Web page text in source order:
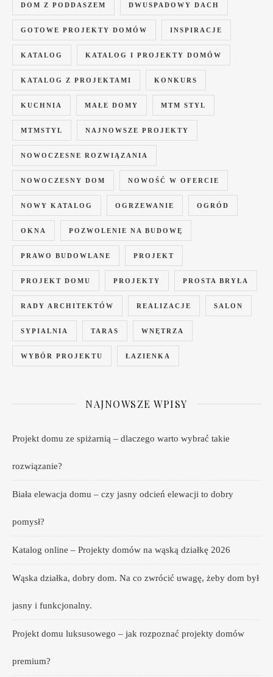
DOM Z PODDASZEM DWUSPADOWY DACH
GOTOWE PROJEKTY DOMÓW INSPIRACJE
KATALOG KATALOG I PROJEKTY DOMÓW
KATALOG Z PROJEKTAMI KONKURS
KUCHNIA MAŁE DOMY MTM STYL
MTMSTYL NAJNOWSZE PROJEKTY
NOWOCZESNE ROZWIĄZANIA
NOWOCZESNY DOM NOWOŚĆ W OFERCIE
NOWY KATALOG OGRZEWANIE OGRÓD
OKNA POZWOLENIE NA BUDOWĘ
PRAWO BUDOWLANE PROJEKT
PROJEKT DOMU PROJEKTY PROSTA BRYŁA
RADY ARCHITEKTÓW REALIZACJE SALON
SYPIALNIA TARAS WNĘTRZA
WYBÓR PROJEKTU ŁAZIENKA
NAJNOWSZE WPISY
Projekt domu ze spiżarnią – dlaczego warto wybrać takie
rozwiązanie?
Biała elewacja domu – czy jasny odcień elewacji to dobry
pomysł?
Katalog online – Projekty domów na wąską działkę 2026
Wąska działka, dobry dom. Na co zwrócić uwagę, żeby dom był
jasny i funkcjonalny.
Projekt domu luksusowego – jak rozpoznać projekty domów
premium?